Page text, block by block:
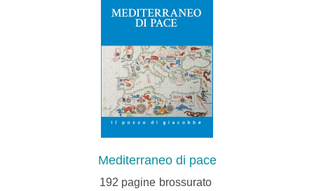
Mediterraneo di pace
192 pagine brossurato